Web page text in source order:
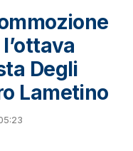
Degli
Lametino